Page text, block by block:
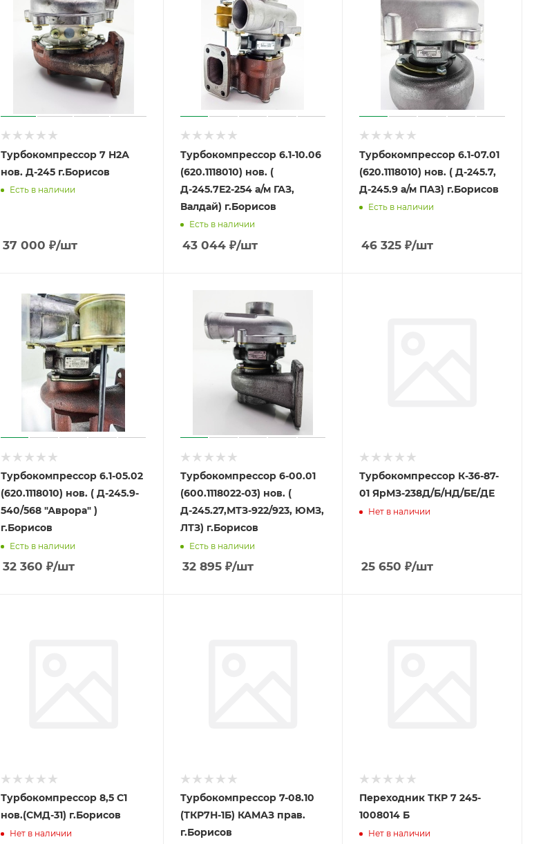
Турбокомпрессор 7 Н2А
нов. Д-245 г.Борисов
Есть в наличии
37 000 ₽/шт
Турбокомпрессор 6.1-10.06
(620.1118010) нов. (
Д-245.7Е2-254 а/м ГАЗ,
Валдай) г.Борисов
Есть в наличии
43 044₽/шт
Турбокомпрессор 6.1-07.01
(620.1118010) нов. ( Д-245.7,
Д-245.9 а/м ПАЗ) г.Борисов
Есть в наличии
46 325 ₽/шт
Турбокомпрессор 6.1-05.02
(620.1118010) нов. ( Д-245.9-
540/568 "Аврора" )
г.Борисов
Есть в наличии
32 360 ₽/шт
Турбокомпрессор 6-00.01
(600.1118022-03) нов. (
Д-245.27,МТЗ-922/923, ЮМЗ,
ЛТЗ) г.Борисов
Есть в наличии
32 895₽/шт
Турбокомпрессор К-36-87-
01 ЯрМЗ-238Д/Б/НД/БЕ/ДЕ
Нет в наличии
25 650 ₽/шт
Турбокомпрессор 8,5 С1
нов.(СМД-31) г.Борисов
Нет в наличии
Турбокомпрессор 7-08.10
(ТКР7Н-1Б) КАМАЗ прав.
г.Борисов
Переходник ТКР 7 245-
1008014 Б
Нет в наличии